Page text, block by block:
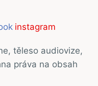
instagram
těleso audiovize,
práva na obsah